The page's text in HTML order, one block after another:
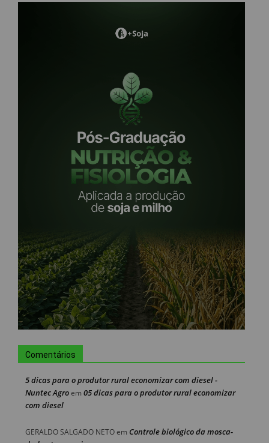
Comentários
5 dicas para o produtor rural economizar com diesel -
Nuntec Agroem 05 dicas para o produtor rural economizar
com diesel
GERALDO SALGADO NETOem Controle biológico da mosca-